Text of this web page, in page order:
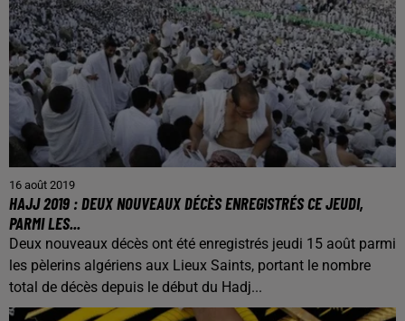
16 août 2019
HAJJ 2019 : DEUX NOUVEAUX DÉCÈS ENREGISTRÉS CE JEUDI,
PARMI LES...
Deux nouveaux décès ont été enregistrés jeudi 15 août parmi
les pèlerins algériens aux Lieux Saints, portant le nombre
total de décès depuis le début du Hadj...